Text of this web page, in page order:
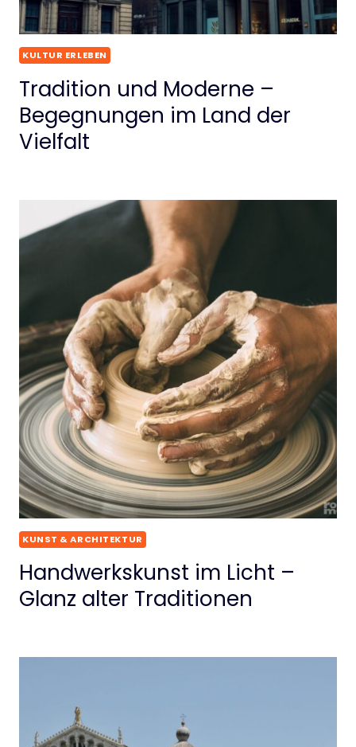
KULTUR ERLEBEN
Tradition und Moderne –
Begegnungen im Land der
Vielfalt
KUNST & ARCHITEKTUR
Handwerkskunst im Licht –
Glanz alter Traditionen